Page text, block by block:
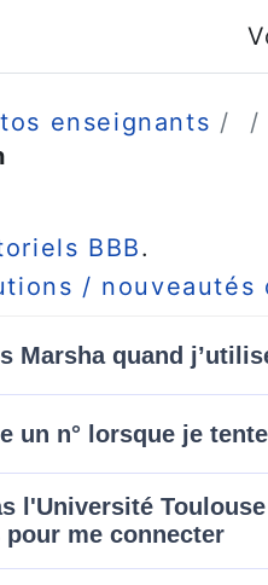
enseignants
BBB.
/ nouveautés